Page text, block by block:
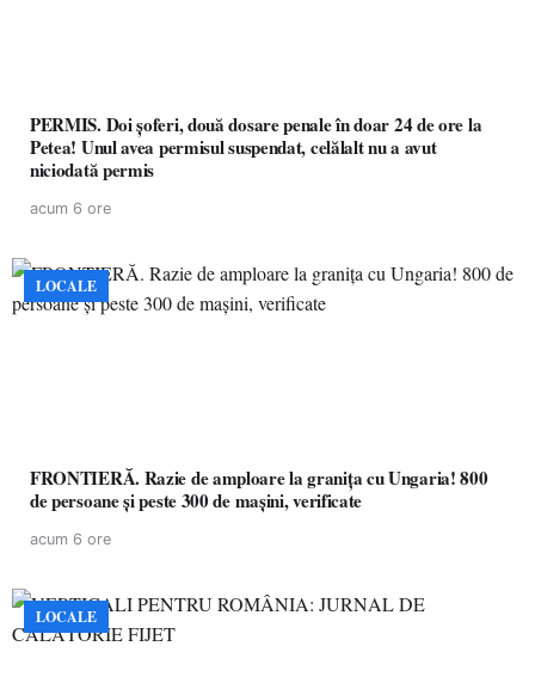
PERMIS. Doi șoferi, două dosare penale în doar 24 de ore la
Petea! Unul avea permisul suspendat, celălalt nu a avut
niciodată permis
acum 6 ore
LOCALE
FRONTIERĂ. Razie de amploare la granița cu Ungaria! 800
de persoane și peste 300 de mașini, verificate
acum 6 ore
LOCALE